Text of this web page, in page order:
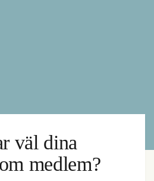
väl dina
medlem?